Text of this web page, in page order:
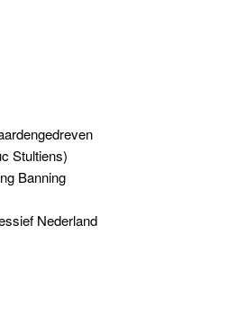
Stultiens)
Banning
Nederland